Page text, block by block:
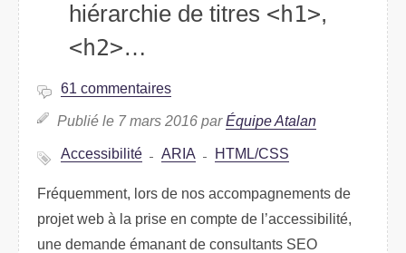
hiérarchie de titres <h1>,
<h2>…
61 commentaires
Publié le 7 mars 2016 parÉquipe Atalan
Accessibilité ARIA HTML/CSS
Fréquemment, lors de nos accompagnements de
projet web à la prise en compte de l’accessibilité,
une demande émanant de consultants SEO